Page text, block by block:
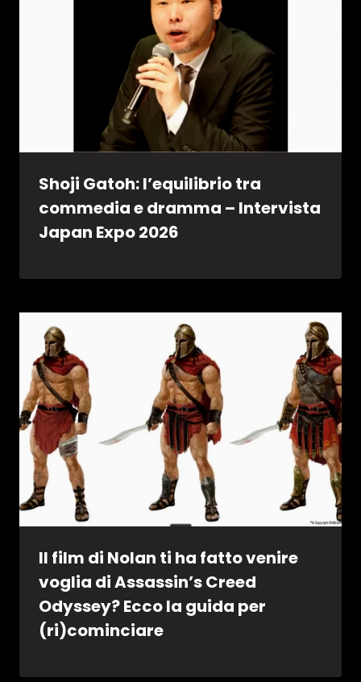
Shoji Gatoh: l’equilibrio tra
commedia e dramma – Intervista
Japan Expo 2026
Il film di Nolan ti ha fatto venire
voglia di Assassin’s Creed
Odyssey? Ecco la guida per
(ri)cominciare